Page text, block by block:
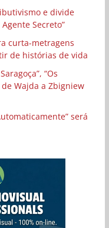
e divide
Secreto”
curta-metragens
de histórias de vida
“Os
Wajda a Zbigniew
será